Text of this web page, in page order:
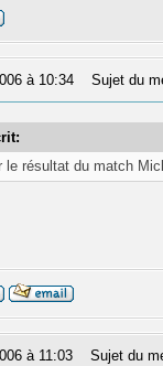
à 10:34 Sujet du
le résultat du match
à 11:03 Sujet du